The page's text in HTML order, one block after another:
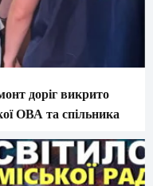
доріг викрито
ОВА та спільника